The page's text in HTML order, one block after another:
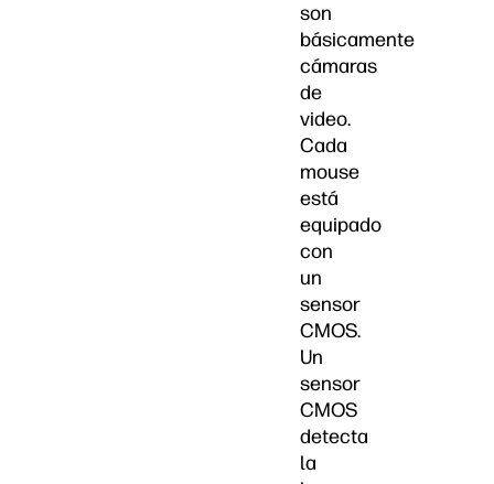
son
básicamente
cámaras
de
video.
Cada
mouse
está
equipado
con
un
sensor
CMOS.
Un
sensor
CMOS
detecta
la